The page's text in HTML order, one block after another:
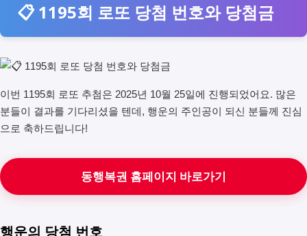
📋 1195회 로또 당첨 번호와 당첨금
이번 1195회 로또 추첨은 2025년 10월 25일에 진행되었어요. 많은
분들이 결과를 기다리셨을 텐데, 행운의 주인공이 되신 분들께 진심
으로 축하드립니다!
동행복권 홈페이지 바로가기
행운의 당첨 번호